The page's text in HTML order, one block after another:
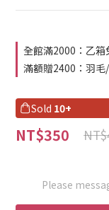
全館滿2000：乙
滿額贈2400：羽
Sold 10+
NT$350
Please